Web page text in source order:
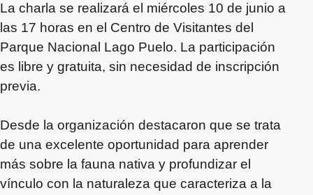
La charla se realizará el miércoles 10 de junio a
las 17 horas en el Centro de Visitantes del
Parque Nacional Lago Puelo. La participación
es libre y gratuita, sin necesidad de inscripción
previa.
Desde la organización destacaron que se trata
de una excelente oportunidad para aprender
más sobre la fauna nativa y profundizar el
vínculo con la naturaleza que caracteriza a la